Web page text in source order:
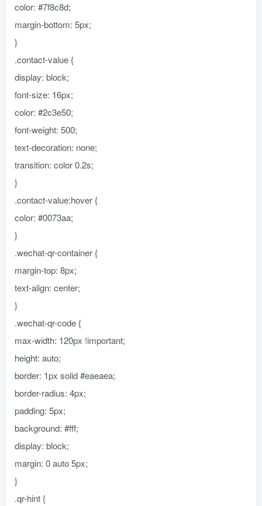
color: #7f8c8d;
margin-bottom: 5px;
}
.contact-value {
display: block;
font-size: 16px;
color: #2c3e50;
font-weight: 500;
text-decoration: none;
transition: color 0.2s;
}
.contact-value:hover {
color: #0073aa;
}
.wechat-qr-container {
margin-top: 8px;
text-align: center;
}
.wechat-qr-code {
max-width: 120px !important;
height: auto;
border: 1px solid #eaeaea;
border-radius: 4px;
padding: 5px;
background: #fff;
display: block;
margin: 0 auto 5px;
}
.qr-hint {